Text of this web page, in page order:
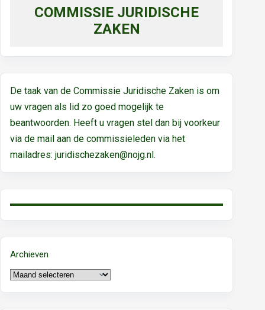
COMMISSIE JURIDISCHE
ZAKEN
De taak van de Commissie Juridische Zaken is om
uw vragen als lid zo goed mogelijk te
beantwoorden. Heeft u vragen stel dan bij voorkeur
via de mail aan de commissieleden via het
mailadres: juridischezaken@nojg.nl.
Archieven